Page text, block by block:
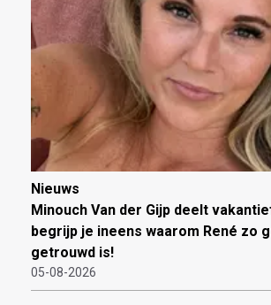
Nieuws
Minouch Van der Gijp deelt
begrijp je ineens waarom René zo
getrouwd is!
05-08-2026